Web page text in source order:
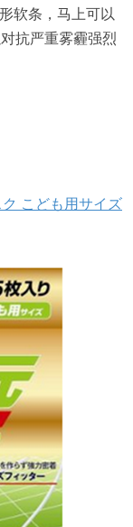
软条，马上可以
抗严重雾霾强烈
こども用サイズ